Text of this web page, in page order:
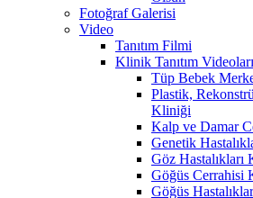
Fotoğraf Galerisi
Video
Tanıtım Filmi
Klinik Tanıtım Videoları
Tüp Bebek
Plastik,
Kliniği
Kalp ve Damar
Genetik
Göz Hastalıkları
Göğüs Cerrahisi
Göğüs